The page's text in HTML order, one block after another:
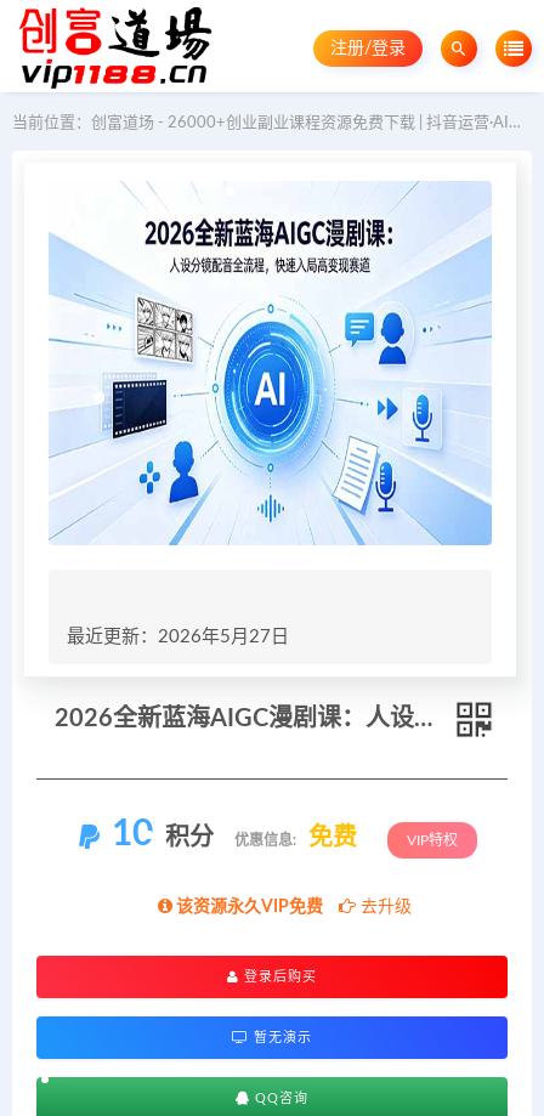
注册/登录
当前位置： 创富道场 - 26000+创业副业课程资源免费下载 | 抖音运营·AI教程·GEO优化
最近更新：2026年5月27日
2026全新蓝海AIGC漫剧课：人设分镜配音全流程，快速入局高变现赛道
10 积分 优惠信息: 免费 VIP特权
该资源永久VIP免费 去升级
登录后购买
暂无演示
QQ咨询